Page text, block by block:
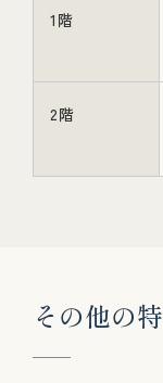
1階
2階
その他の特